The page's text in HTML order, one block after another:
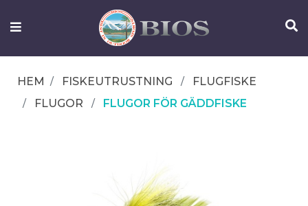
FISKEUTRUSTNING
OM
IFISH
HEM FISKEUTRUSTNING
FLUGFISKE
FLUGOR
FLUGOR FÖR GÄDDFISKE